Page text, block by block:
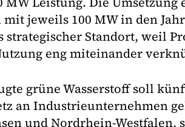
jeweils 100 MW in den
strategischer Standort, weil
eng miteinander
grüne Wasserstoff soll
an Industrieunternehmen
und Nordrhein-Westfalen,